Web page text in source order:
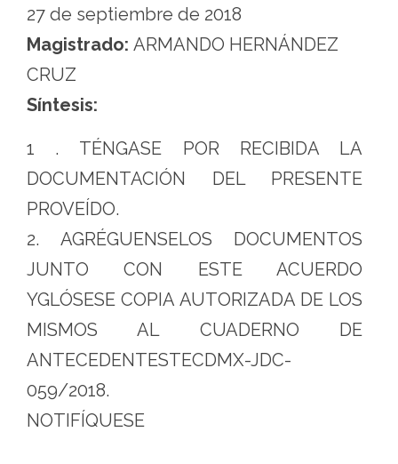
27 de septiembre de 2018
Magistrado: ARMANDO HERNÁNDEZ
CRUZ
Síntesis:
1 . TÉNGASE POR RECIBIDA LA
DOCUMENTACIÓN DEL PRESENTE
PROVEÍDO.
2. AGRÉGUENSELOS DOCUMENTOS
JUNTO CON ESTE ACUERDO
YGLÓSESE COPIA AUTORIZADA DE LOS
MISMOS AL CUADERNO DE
ANTECEDENTESTECDMX-JDC-
059/2018.
NOTIFÍQUESE